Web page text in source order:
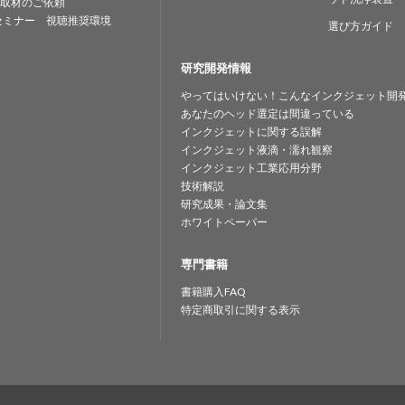
ミナー 視聴推奨環境
選び方ガイド
研究開発情報
やってはいけない！こんなインクジェット開
あなたのヘッド選定は間違っている
インクジェットに関する誤解
インクジェット液滴・濡れ観察
インクジェット工業応用分野
技術解説
研究成果・論文集
ホワイトペーパー
専門書籍
書籍購入FAQ
特定商取引に関する表示